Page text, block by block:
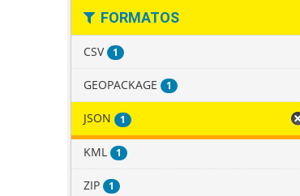
FORMATOS
CSV 1
GEOPACKAGE 1
JSON 1
KML 1
ZIP 1